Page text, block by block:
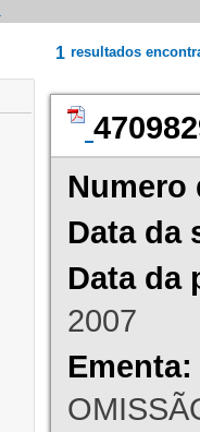
1 resultados
Numero
Data da
Data da
2007
Ementa: